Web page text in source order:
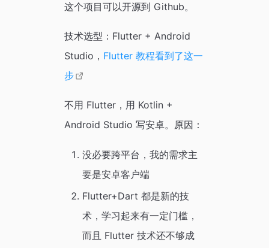
这个项目可以开源到 Github。
技术选型：Flutter + Android
Studio， Flutter 教程看到了这一
步
不用 Flutter，用 Kotlin +
Android Studio 写安卓。原因：
没必要跨平台，我的需求主
要是安卓客户端
Flutter+Dart 都是新的技
术，学习起来有一定门槛，
而且 Flutter 技术还不够成